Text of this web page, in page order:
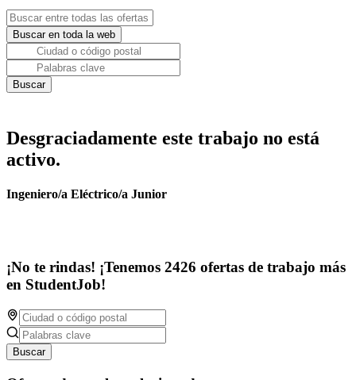
Desgraciadamente este trabajo no está
activo.
Ingeniero/a Eléctrico/a Junior
¡No te rindas! ¡Tenemos 2426 ofertas de trabajo más
en StudentJob!
Buscar